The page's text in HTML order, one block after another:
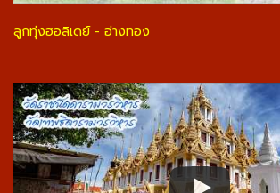
ลูกทุ่งฮอลิเดย์ - อ่างทอง